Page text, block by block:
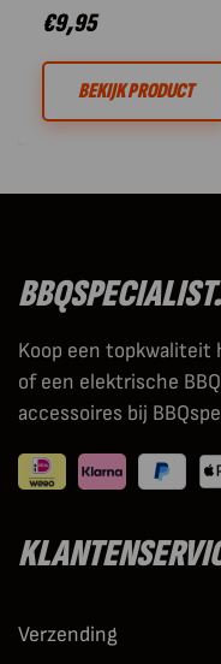
€9,95
BEKIJK PRODUCT
Koop een topkwaliteit
of een elektrische
accessoires bij
Verzending